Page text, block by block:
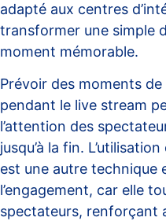
adapté aux centres
transformer une simple
moment mémorable.
Prévoir des moments
pendant le live stream
l’attention des
jusqu’à la fin. L’utilisation
est une autre technique
l’engagement, car elle
spectateurs, renforçant